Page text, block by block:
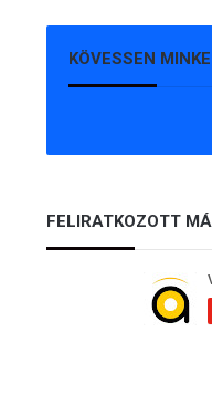
KÖVESSEN
FELIRATKOZOTT